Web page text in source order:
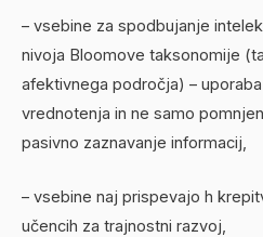
– vsebine za spodbujanje
nivoja Bloomove taksonomije
afektivnega področja) –
vrednotenja in ne samo
pasivno zaznavanje informacij,
– vsebine naj prispevajo h
učencih za trajnostni razvoj,